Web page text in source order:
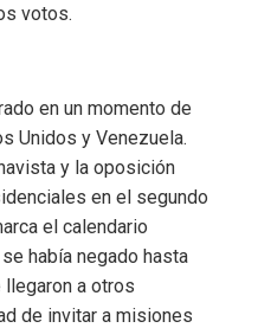
votos.
en un momento de
Unidos y Venezuela.
y la oposición
en el segundo
el calendario
había negado hasta
llegaron a otros
de invitar a misiones